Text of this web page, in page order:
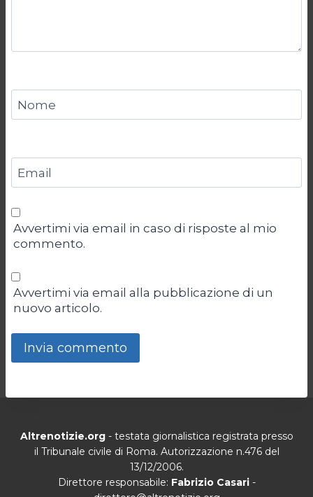
Nome
Email
Avvertimi via email in caso di risposte al mio
commento.
Avvertimi via email alla pubblicazione di un
nuovo articolo.
Altrenotizie.org- testata giornalistica registrata presso
il Tribunale civile di Roma. Autorizzazione n.476 del
13/12/2006.
Direttore responsabile: Fabrizio Casari-